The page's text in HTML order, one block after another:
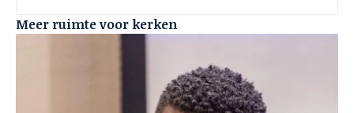
Meer ruimte voor kerken